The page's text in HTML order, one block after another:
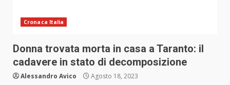
Cronaca Italia
Donna trovata morta in casa a Taranto: il
cadavere in stato di decomposizione
Alessandro Avico Agosto 18, 2023